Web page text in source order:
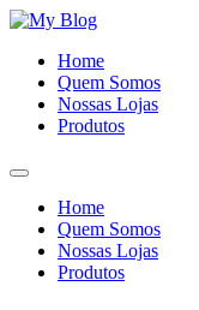
Ir
conteúdo
Home
Quem Somos
Nossas Lojas
Produtos
Home
Quem Somos
Nossas Lojas
Produtos